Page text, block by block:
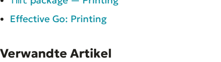
Effective Go: Printing
Verwandte Artikel